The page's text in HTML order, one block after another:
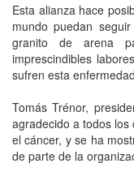
Esta alianza hace
mundo puedan
granito de arena
imprescindibles
sufren esta
Tomás Trénor,
agradecido a todos
el cáncer, y se ha
de parte de la